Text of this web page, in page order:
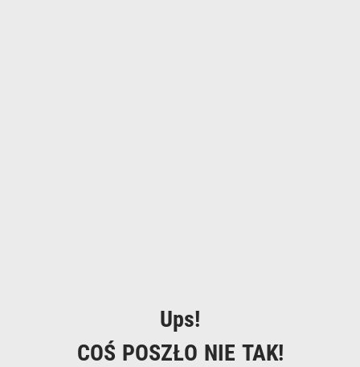
Ups!
COŚ POSZŁO NIE TAK!